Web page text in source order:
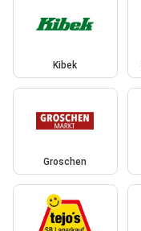
Kibek
Groschen